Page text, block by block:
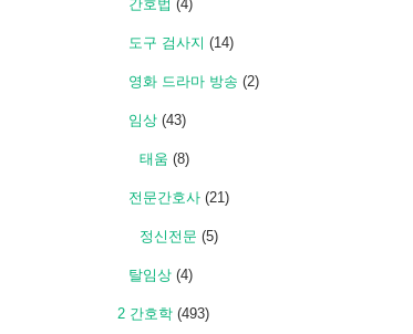
간호법 (4)
도구 검사지 (14)
영화 드라마 방송 (2)
임상 (43)
태움 (8)
전문간호사 (21)
정신전문 (5)
탈임상 (4)
2 간호학 (493)